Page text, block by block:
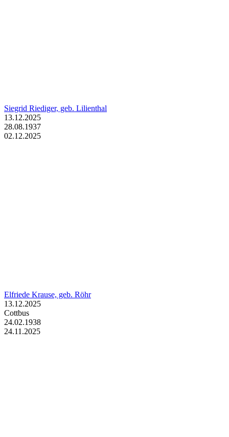
Siegrid Riediger, geb. Lilienthal
13.12.2025
28.08.1937
02.12.2025
Elfriede Krause, geb. Röhr
13.12.2025
Cottbus
24.02.1938
24.11.2025